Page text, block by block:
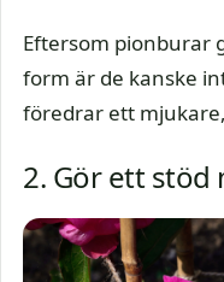
Eftersom pionburar
form är de kanske
föredrar ett
2. Gör ett stöd